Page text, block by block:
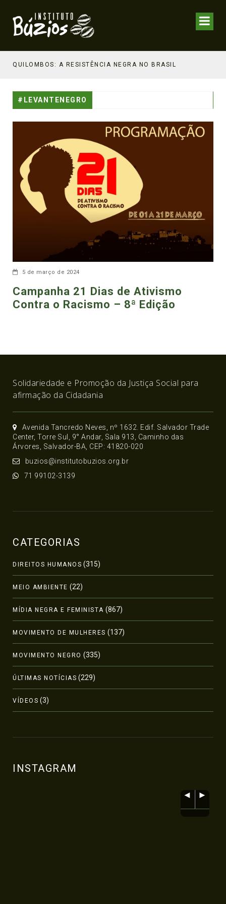
QUILOMBOS: A RESISTÊNCIA NEGRA NO BRASIL
#LEVANTENEGRO
5 de março de 2024
Campanha 21 Dias de Ativismo
Contra o Racismo – 8ª Edição
Solidariedade e Promoção da Justiça Social para
afirmação da Cidadania
Avenida Tancredo Neves, nº 1632. Edif. Salvador Trade
Center, Torre Sul, 9° Andar, Sala 913, Caminho das
Árvores, Salvador-BA, CEP: 41820-020
buzios@institutobuzios.org.br
71 99102-3139
CATEGORIAS
DIREITOS HUMANOS (315)
MEIO AMBIENTE (22)
MÍDIA NEGRA E FEMINISTA (867)
MOVIMENTO DE MULHERES (137)
MOVIMENTO NEGRO (335)
ÚLTIMAS NOTÍCIAS (229)
VÍDEOS (3)
INSTAGRAM